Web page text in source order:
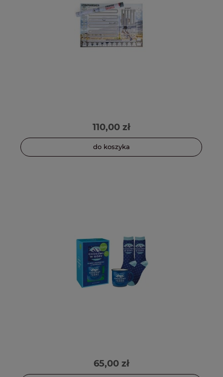
110,00 zł
do koszyka
65,00 zł